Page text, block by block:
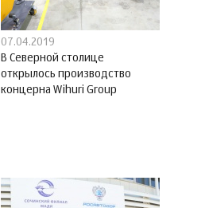
07.04.2019
В Северной столице
открылось производство
концерна Wihuri Group